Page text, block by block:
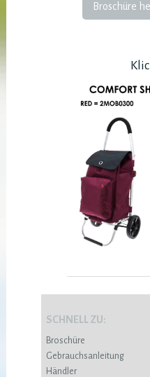
Broschüre
SCHNELL ZU:
Broschüre
Gebrauchsanleitung
Händler